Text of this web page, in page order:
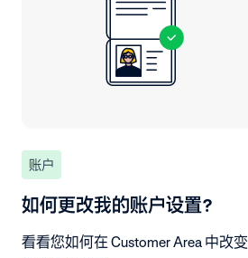
账户
如何更改我的账户设置？
看看您如何在 Customer Area 中改变